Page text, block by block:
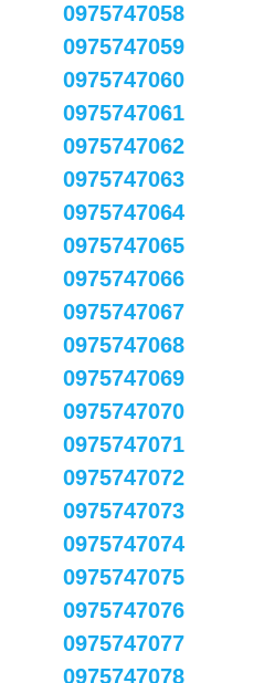
0975747058
0975747059
0975747060
0975747061
0975747062
0975747063
0975747064
0975747065
0975747066
0975747067
0975747068
0975747069
0975747070
0975747071
0975747072
0975747073
0975747074
0975747075
0975747076
0975747077
0975747078